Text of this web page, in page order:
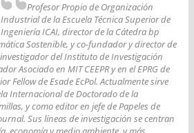
Profesor Propio de Organización
Industrial de la Escuela Técnica Superior de
Ingeniería ICAI, director de la Cátedra bp
Sostenible, y co-fundador y director de
del Instituto de Investigación
Asociado en MIT CEEPR y en el EPRG de
Fellow de Esade EcPol. Actualmente sirve
Internacional de Doctorado de la
y como editor en jefe de Papeles de
Sus líneas de investigación se centran